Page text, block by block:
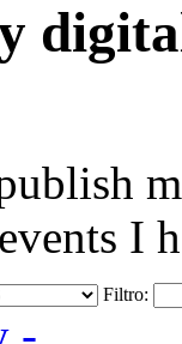
I
Filtro: